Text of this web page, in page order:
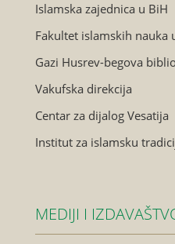
Islamska zajednica u BiH
Fakultet islamskih nauka
Gazi Husrev-begova
Vakufska direkcija
Centar za dijalog Vesatija
Institut za islamsku
MEDIJI I